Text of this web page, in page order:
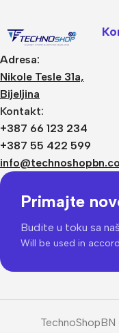
Adresa:
Nikole Tesle 31a,
Bijeljina
Kontakt:
+387 66 123 234
+387 55 422 599
Primajte
Budite u toku sa
Will be used in